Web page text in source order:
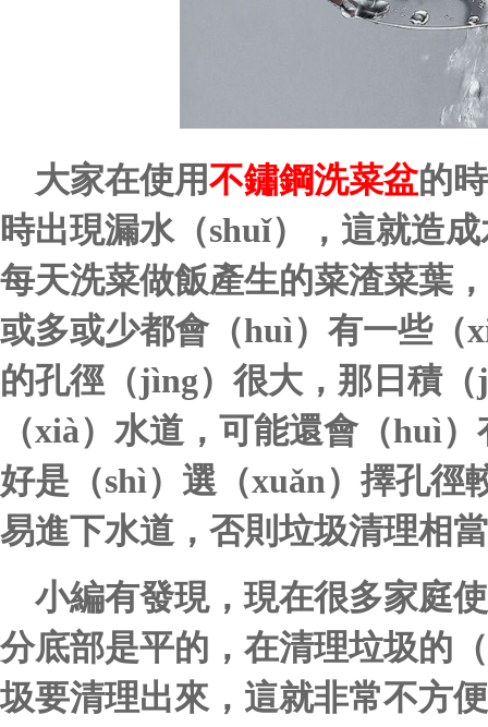
大家在使用不鏽鋼洗菜盆的
時出現漏水（shuǐ），這就造
每天洗菜做飯產生的菜渣菜葉
或多或少都會（huì）有一些（
的孔徑（jìng）很大，那日積
（xià）水道，可能還會（huì
好是（shì）選（xuǎn）擇孔徑
易進下水道，否則垃圾清理相
小編有發現，現在很多家庭
分底部是平的，在清理垃圾的
圾要清理出來，這就非常不方